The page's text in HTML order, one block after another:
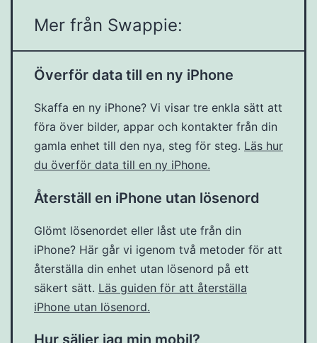
Mer från Swappie:
Överför data till en ny iPhone
Skaffa en ny iPhone? Vi visar tre enkla sätt att
föra över bilder, appar och kontakter från din
gamla enhet till den nya, steg för steg. Läs hur
du överför data till en ny iPhone.
Återställ en iPhone utan lösenord
Glömt lösenordet eller låst ute från din
iPhone? Här går vi igenom två metoder för att
återställa din enhet utan lösenord på ett
säkert sätt. Läs guiden för att återställa
iPhone utan lösenord.